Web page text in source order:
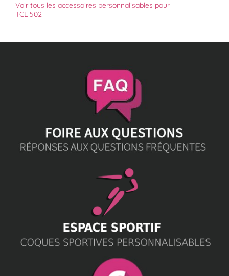
Voir tous les accessoires personnalisables pour
TCL 502